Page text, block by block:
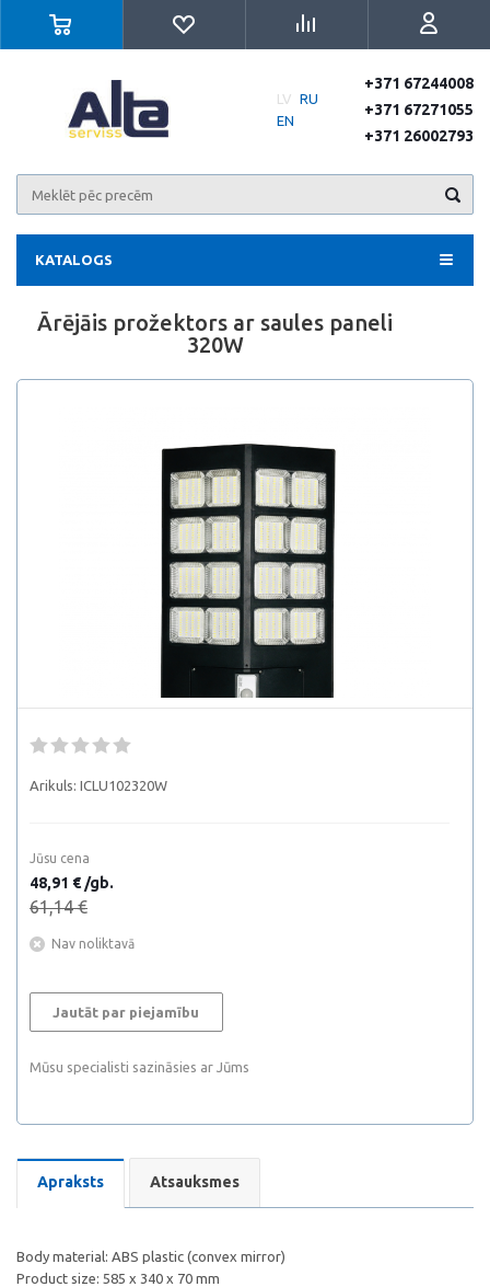
LV RU
EN
+371 67244008
+371 67271055
+371 26002793
KATALOGS
Ārējāis prožektors ar saules paneli
320W
Arikuls: ICLU102320W
Jūsu cena
48,91 € /gb.
61,14 €
Nav noliktavā
Jautāt par piejamību
Mūsu specialisti sazināsies ar Jūms
Apraksts Atsauksmes
Body material: ABS plastic (convex mirror)
Product size: 585 x 340 x 70 mm